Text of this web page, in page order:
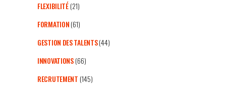
FLEXIBILITÉ(21)
FORMATION(61)
GESTION DES TALENTS(44)
INNOVATIONS(66)
RECRUTEMENT(145)